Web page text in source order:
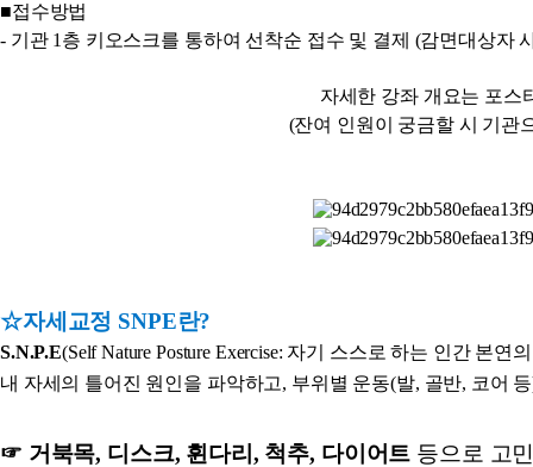
■접수방법
- 기관 1층 키오스크를 통하여 선착순 접수 및 결제 (감면대상자
자세한 강좌 개요는 포스
(잔여 인원이 궁금할 시 기관
☆자세교정 SNPE란?
S.N.P.E(Self Nature Posture Exercise: 자기 스스로 하는 인간 본연
내 자세의 틀어진 원인을 파악하고, 부위별 운동(발, 골반, 코어
☞ 거북목, 디스크, 휜다리, 척추, 다이어트 등으로 고